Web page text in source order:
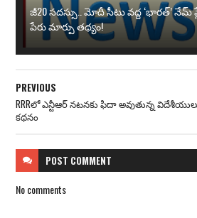
జీ20 సదస్సు.. మోదీ సీటు వద్ద ‘భారత్’ నేమ్
పేరు మార్పు తథ్యం!
PREVIOUS
RRRలో ఎన్టీఆర్ నటనకు ఫిదా అవుతున్న
కథనం
POST COMMENT
No comments